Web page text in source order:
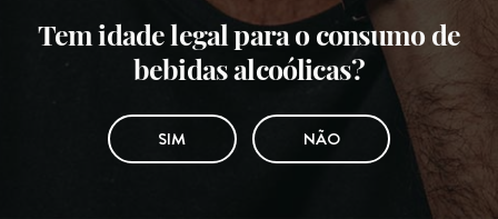
Tem idade legal para o consumo de
bebidas alcoólicas?
SIM NÃO